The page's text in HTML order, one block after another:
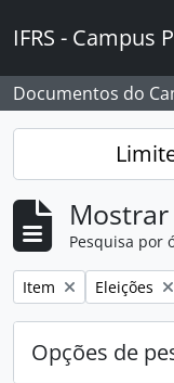
IFRS - Campus
Documentos do
Pesquisa por
Remover filtro:
Item Remover
Eleições
Opções de